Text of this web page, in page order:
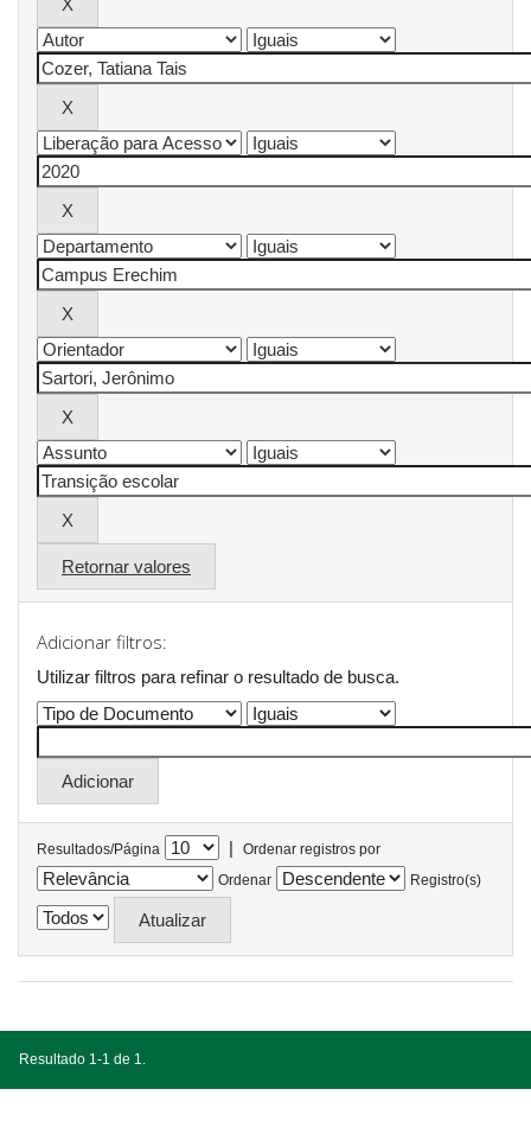
Retornar valores
Adicionar filtros:
Utilizar filtros para refinar o resultado de busca.
Resultados/Página |
Ordenar registros por
Ordenar
Registro(s)
Resultado 1-1 de 1.